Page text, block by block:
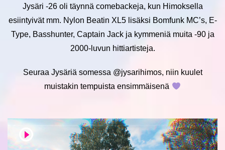
Jysäri -26 oli täynnä comebackeja, kun Himoksella
esiintyivät mm. Nylon Beatin XL5 lisäksi Bomfunk MC’s, E-
Type, Basshunter, Captain Jack ja kymmeniä muita -90 ja
2000-luvun hittiartisteja.
Seuraa Jysäriä somessa @jysarihimos, niin kuulet
muistakin tempuista ensimmäisenä